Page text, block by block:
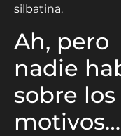
silbatina.
Ah, pero
nadie
sobre los
motivos…